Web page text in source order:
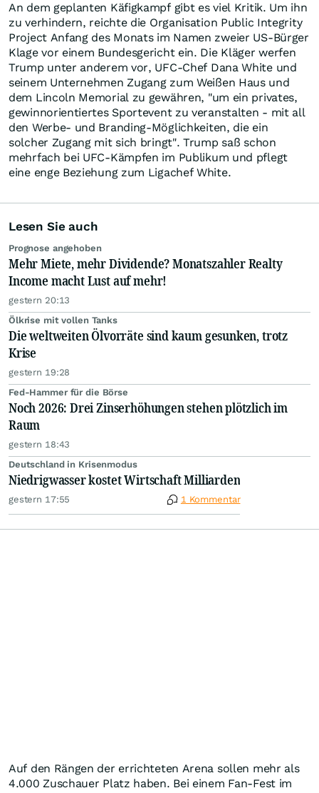
An dem geplanten Käfigkampf gibt es viel Kritik. Um ihn
zu verhindern, reichte die Organisation Public Integrity
Project Anfang des Monats im Namen zweier US-Bürger
Klage vor einem Bundesgericht ein. Die Kläger werfen
Trump unter anderem vor, UFC-Chef Dana White und
seinem Unternehmen Zugang zum Weißen Haus und
dem Lincoln Memorial zu gewähren, "um ein privates,
gewinnorientiertes Sportevent zu veranstalten - mit all
den Werbe- und Branding-Möglichkeiten, die ein
solcher Zugang mit sich bringt". Trump saß schon
mehrfach bei UFC-Kämpfen im Publikum und pflegt
eine enge Beziehung zum Ligachef White.
Lesen Sie auch
Prognose angehoben
Mehr Miete, mehr Dividende? Monatszahler Realty
Income macht Lust auf mehr!
gestern 20:13
Ölkrise mit vollen Tanks
Die weltweiten Ölvorräte sind kaum gesunken, trotz
Krise
gestern 19:28
Fed-Hammer für die Börse
Noch 2026: Drei Zinserhöhungen stehen plötzlich im
Raum
gestern 18:43
Deutschland in Krisenmodus
Niedrigwasser kostet Wirtschaft Milliarden
gestern 17:55 1 Kommentar
Auf den Rängen der errichteten Arena sollen mehr als
4.000 Zuschauer Platz haben. Bei einem Fan-Fest im